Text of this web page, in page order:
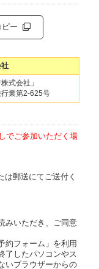
ピー
式会社」
業第2-625号
でご参加いただく場
は郵送にてご送付く
みいただき、ご同意
約フォーム」を利用
了したパソコンやス
いブラウザーからの